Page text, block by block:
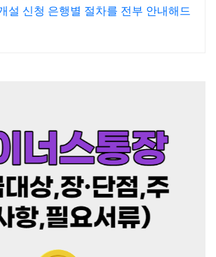
설 신청 은행별 절차를 전부 안내해드